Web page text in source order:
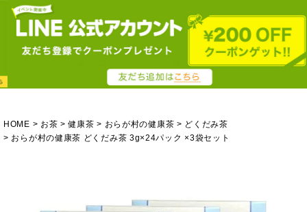
HOME お茶 健康茶 おらが村の健康茶
どくだみ茶
おらが村の健康茶 どくだみ茶 3g×24パック ×3袋セット